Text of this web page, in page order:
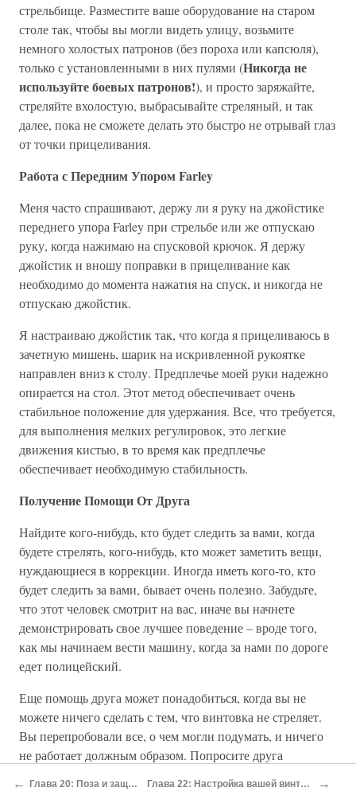
стрельбище. Разместите ваше оборудование на старом
столе так, чтобы вы могли видеть улицу, возьмите
немного холостых патронов (без пороха или капсюля),
только с установленными в них пулями (Никогда не
используйте боевых патронов!), и просто заряжайте,
стреляйте вхолостую, выбрасывайте стреляный, и так
далее, пока не сможете делать это быстро не отрывай глаз
от точки прицеливания.
Работа с Передним Упором Farley
Меня часто спрашивают, держу ли я руку на джойстике
переднего упора Farley при стрельбе или же отпускаю
руку, когда нажимаю на спусковой крючок. Я держу
джойстик и вношу поправки в прицеливание как
необходимо до момента нажатия на спуск, и никогда не
отпускаю джойстик.
Я настраиваю джойстик так, что когда я прицеливаюсь в
зачетную мишень, шарик на искривленной рукоятке
направлен вниз к столу. Предплечье моей руки надежно
опирается на стол. Этот метод обеспечивает очень
стабильное положение для удержания. Все, что требуется,
для выполнения мелких регулировок, это легкие
движения кистью, в то время как предплечье
обеспечивает необходимую стабильность.
Получение Помощи От Друга
Найдите кого-нибудь, кто будет следить за вами, когда
будете стрелять, кого-нибудь, кто может заметить вещи,
нуждающиеся в коррекции. Иногда иметь кого-то, кто
будет следить за вами, бывает очень полезно. Забудьте,
что этот человек смотрит на вас, иначе вы начнете
демонстрировать свое лучшее поведение – вроде того,
как мы начинаем вести машину, когда за нами по дороге
едет полицейский.
Еще помощь друга может понадобиться, когда вы не
можете ничего сделать с тем, что винтовка не стреляет.
Вы перепробовали все, о чем могли подумать, и ничего
не работает должным образом. Попросите друга
результаты лучше ваших в 75% времени с вашем
← Глава 20: Поза и защита Глава 22: Настройка вашей винтовки →